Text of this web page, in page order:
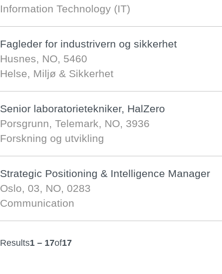
Information Technology (IT)
Fagleder for industrivern og sikkerhet
Husnes, NO, 5460
Helse, Miljø & Sikkerhet
Senior laboratorietekniker, HalZero
Porsgrunn, Telemark, NO, 3936
Forskning og utvikling
Strategic Positioning & Intelligence Manager
Oslo, 03, NO, 0283
Communication
Results1 – 17of17